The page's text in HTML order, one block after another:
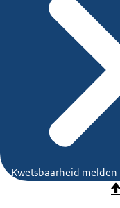
Kwetsbaarheid melden